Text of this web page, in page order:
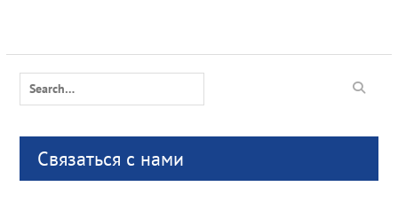
Search
Связаться с нами